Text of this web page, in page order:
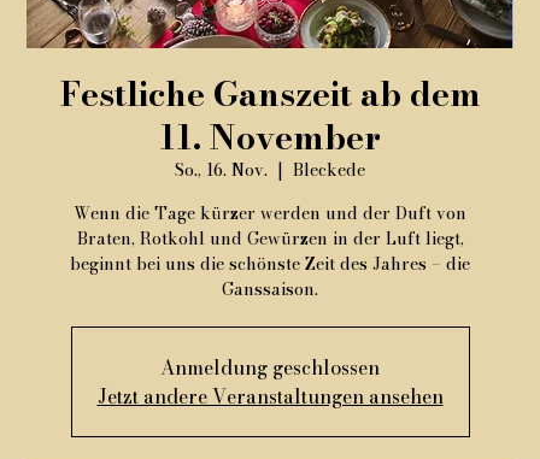
Festliche Ganszeit ab dem
11. November
So., 16. Nov.
  |
Bleckede
Wenn die Tage kürzer werden und der Duft von
Braten, Rotkohl und Gewürzen in der Luft liegt,
beginnt bei uns die schönste Zeit des Jahres – die
Ganssaison.
Anmeldung geschlossen
Jetzt andere Veranstaltungen ansehen